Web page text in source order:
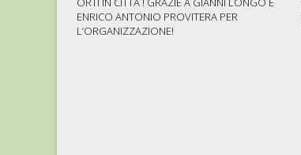
ENRICO ANTONIO PROVITERA PER
L’ORGANIZZAZIONE!